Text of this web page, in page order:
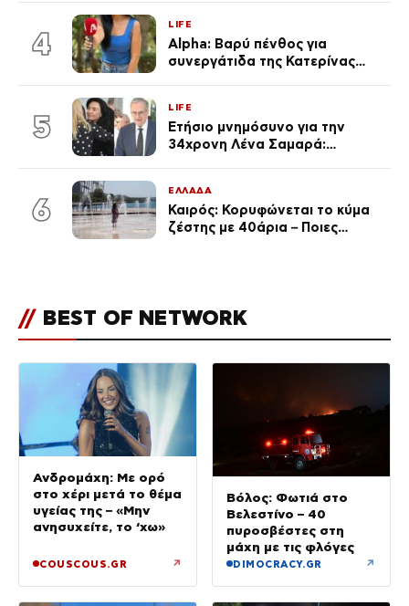
4
LIFE
Alpha: Βαρύ πένθος για
συνεργάτιδα της Κατερίνας
του Θεού»
5
LIFE
Ετήσιο μνημόσυνο για την
34χρονη Λένα Σαμαρά:
6
ΕΛΛΑΔΑ
Καιρός: Κορυφώνεται το κύμα
ζέστης με 40άρια – Ποιες
// BEST OF NETWORK
Ανδρομάχη: Με ορό
στο χέρι μετά το θέμα
υγείας της – «Μην
ανησυχείτε, το ‘χω»
COUSCOUS.GR ↗
Βόλος: Φωτιά στο
Βελεστίνο – 40
πυροσβέστες στη
μάχη με τις φλόγες
DIMOCRACY.GR ↗